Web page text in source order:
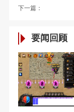
下一篇：
要闻回顾